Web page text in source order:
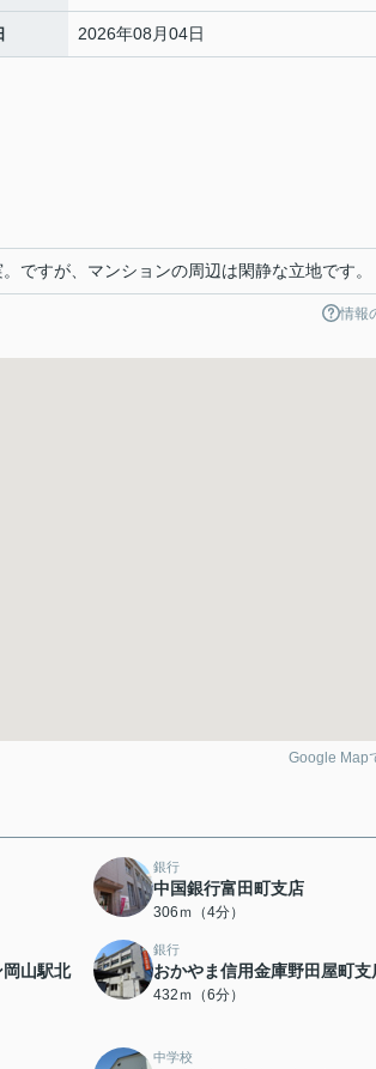
2026年08月04日
ですが、マンションの周辺は閑静な立地です。
情報
Google Map
銀行
中国銀行富田町支店
306ｍ（4分）
山駅北
銀行
おかやま信用金庫野田屋町支
432ｍ（6分）
中学校